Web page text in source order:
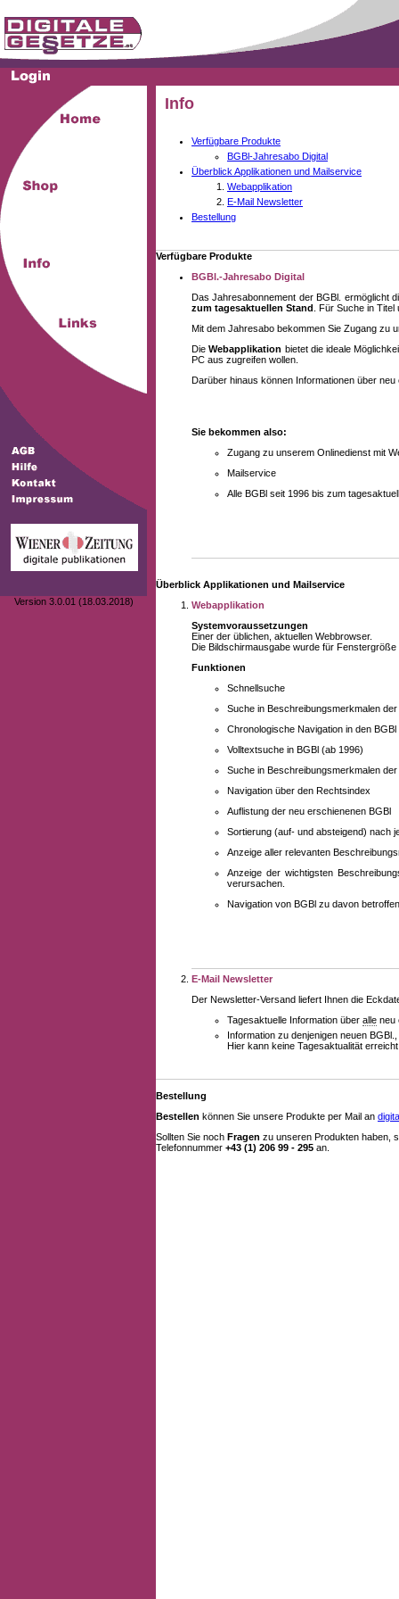
Version 3.0.01 (18.03.2018)
Info
Verfügbare Produkte
BGBl-Jahresabo Digital
Überblick Applikationen und Mailservice
Webapplikation
E-Mail Newsletter
Bestellung
Verfügbare Produkte
BGBl.-Jahresabo Digital
Das Jahresabonnement der BGBl. ermöglicht
zum tagesaktuellen Stand . Für Suche in
Mit dem Jahresabo bekommen Sie Zugang zu
DieWebapplikation bietet die ideale
PC aus zugreifen wollen.
Darüber hinaus können Informationen über
Sie bekommen also:
Zugang zu unserem Onlinedienst mit
Mailservice
Alle BGBl seit 1996 bis zum
Überblick Applikationen und Mailservice
Webapplikation
Systemvoraussetzungen
Einer der üblichen, aktuellen Webbrowser.
Die Bildschirmausgabe wurde für
Funktionen
Schnellsuche
Suche in Beschreibungsmerkmalen
Chronologische Navigation in den BGBl
Volltextsuche in BGBl (ab 1996)
Suche in Beschreibungsmerkmalen
Navigation über den Rechtsindex
Auflistung der neu erschienenen BGBl
Sortierung (auf- und absteigend) nach
Anzeige aller relevanten
Anzeige der wichtigsten
verursachen.
Navigation von BGBl zu davon
E-Mail Newsletter
Der Newsletter-Versand liefert Ihnen die
Tagesaktuelle Information über alle neu
Information zu denjenigen neuen
Hier kann keine Tagesaktualität
Bestellung
Bestellen können Sie unsere Produkte per Mail an
Sollten Sie noch Fragen zu unseren Produkten haben,
Telefonnummer +43 (1) 206 99 - 295 an.